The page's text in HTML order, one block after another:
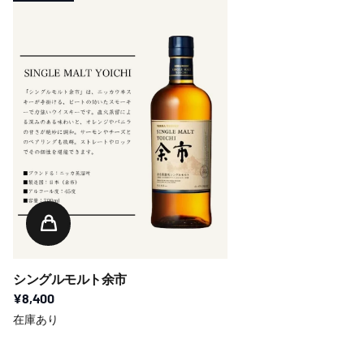
シングルモルト余市
¥8,400
在庫あり